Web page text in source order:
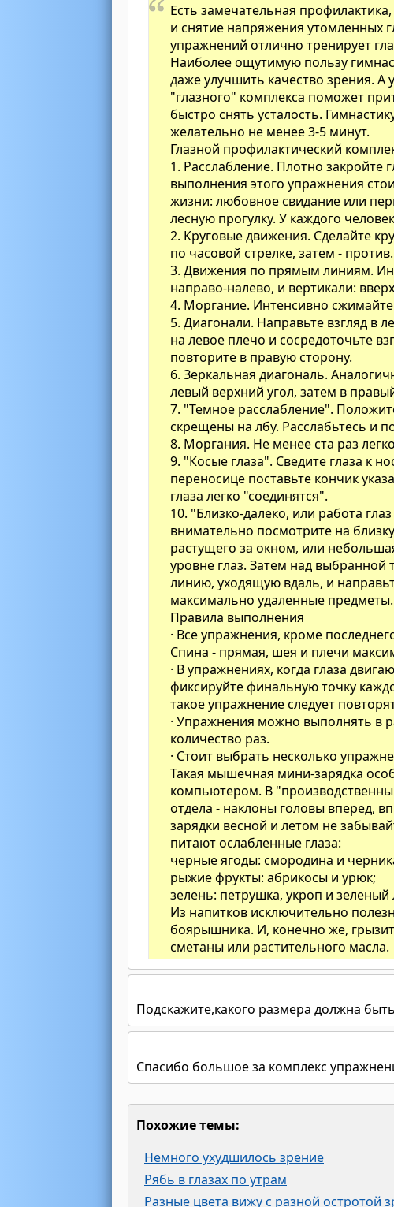
Есть замечательная
и снятие напряжения утомленных
упражнений отлично тренирует
Наиболее ощутимую пользу
даже улучшить качество зрения. А
"глазного" комплекса поможет
быстро снять усталость.
желательно не менее 3-5 минут.
Глазной профилактический
1. Расслабление. Плотно закройте
выполнения этого упражнения
жизни: любовное свидание или
лесную прогулку. У каждого
2. Круговые движения. Сделайте
по часовой стрелке, затем - против.
3. Движения по прямым линиям.
направо-налево, и вертикали:
4. Моргание. Интенсивно
5. Диагонали. Направьте взгляд в
на левое плечо и сосредоточьте
повторите в правую сторону.
6. Зеркальная диагональ.
левый верхний угол, затем в
7. "Темное расслабление".
скрещены на лбу. Расслабьтесь и
8. Моргания. Не менее ста раз
9. "Косые глаза". Сведите глаза к
переносице поставьте кончик
глаза легко "соединятся".
10. "Близко-далеко, или работа
внимательно посмотрите на
растущего за окном, или
уровне глаз. Затем над
линию, уходящую вдаль, и
максимально удаленные предметы.
Правила выполнения
· Все упражнения, кроме
Спина - прямая, шея и плечи
· В упражнениях, когда глаза
фиксируйте финальную точку
такое упражнение следует
· Упражнения можно выполнять в
количество раз.
· Стоит выбрать несколько
Такая мышечная мини-зарядка
компьютером. В
отдела - наклоны головы вперед,
зарядки весной и летом не
питают ослабленные глаза:
черные ягоды: смородина и
рыжие фрукты: абрикосы и урюк;
зелень: петрушка, укроп и зеленый
Из напитков исключительно
боярышника. И, конечно же,
сметаны или растительного масла.
Подскажите,какого размера должна
Спасибо большое за комплекс
Похожие темы:
Немного ухудшилось зрение
Рябь в глазах по утрам
Разные цвета вижу с разной остротой